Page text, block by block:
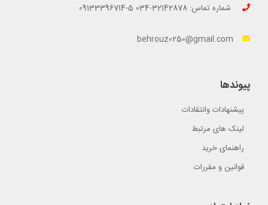
شماره تماس: 32142878-034 5-09133396714
behrouz0250@gmail.com
پیوندها
پیشنهادات وانتقادات
لینک های مرتبط
راهنمای خرید
قوانین و مقررات